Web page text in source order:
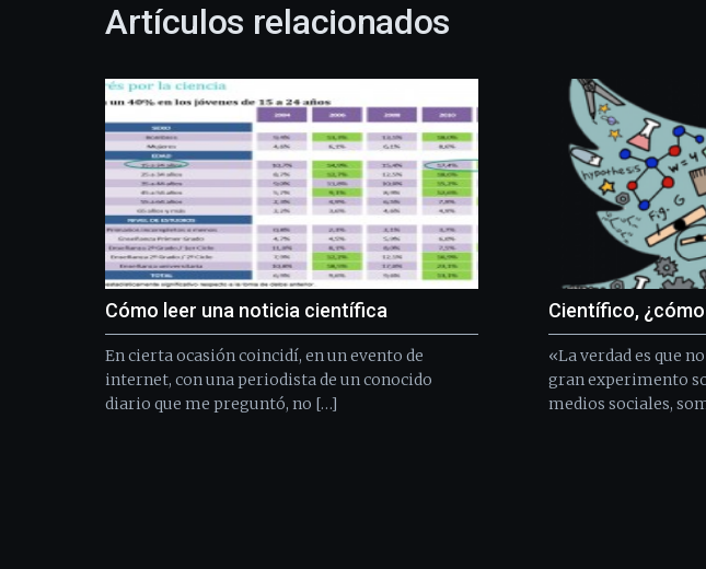
Artículos relacionados
Cómo leer una noticia científica
En cierta ocasión coincidí, en un evento de
internet, con una periodista de un conocido
diario que me preguntó, no […]
Científico,
«La verdad es que
gran experimento
medios sociales,